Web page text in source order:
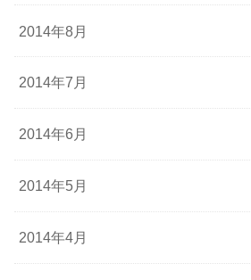
2014年8月
2014年7月
2014年6月
2014年5月
2014年4月